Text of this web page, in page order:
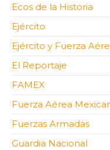
Ecos de la Historia
Ejército
Ejército y Fuerza
El Reportaje
FAMEX
Fuerza Aérea
Fuerzas Armadas
Guardia Nacional